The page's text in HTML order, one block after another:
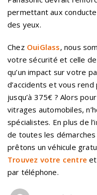
permettant aux
des yeux.
Chez OuiGlass, nous
votre sécurité et celle
qu’un impact sur votre
d’accidents et vous rend
jusqu’à 375€ ? Alors
vitrages automobiles,
spécialistes. En plus de
de toutes les
prêtons un véhicule
Trouvez votre centre
par téléphone.